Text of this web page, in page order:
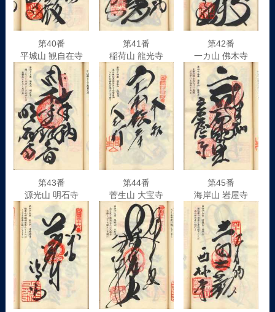
第40番
平城山 観自在寺
第41番
稲荷山 龍光寺
第42番
一カ山 佛木寺
第43番
源光山 明石寺
第44番
菅生山 大宝寺
第45番
海岸山 岩屋寺